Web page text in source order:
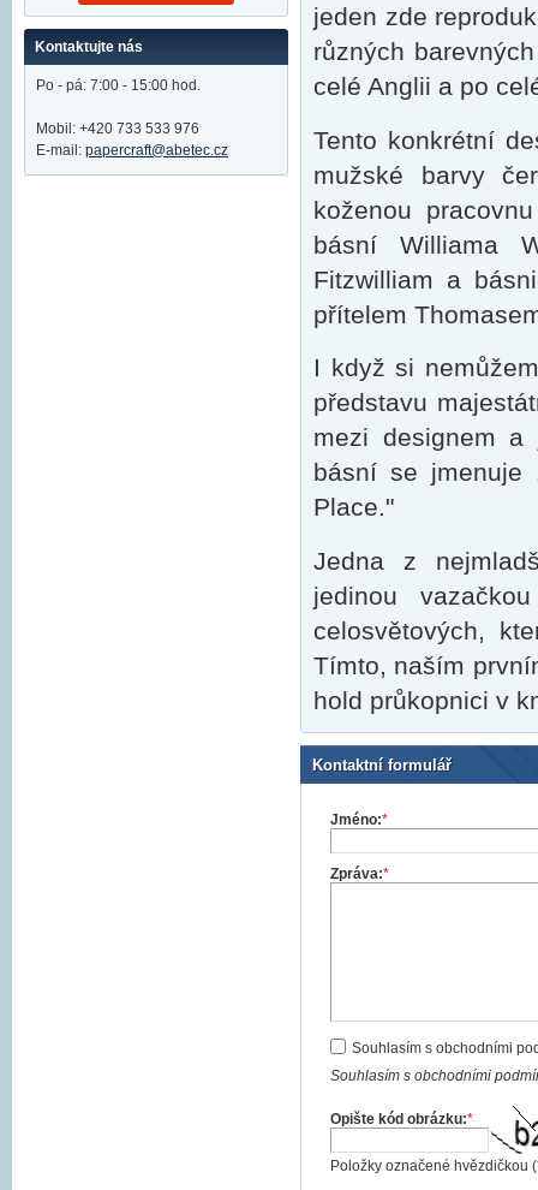
jeden zde
různých
celé Anglii a po
Tento konkrétní
mužské barvy
koženou
básní Williama
Fitzwilliam a
přítelem
I když si
představu
mezi designem a
básní se jmenuje
Place."
Jedna z
jedinou
celosvětových,
Tímto, naším
hold průkopnici v
Kontaktní formulář
Jméno:*
Zpráva:*
Souhlasím s obchodními
Souhlasím s obchodními
Opište kód obrázku:*
Položky označené hvězdičkou (
Kontaktujte nás
Po - pá: 7:00 - 15:00 hod.
Mobil: +420 733 533 976
E-mail: papercraft@abetec.cz